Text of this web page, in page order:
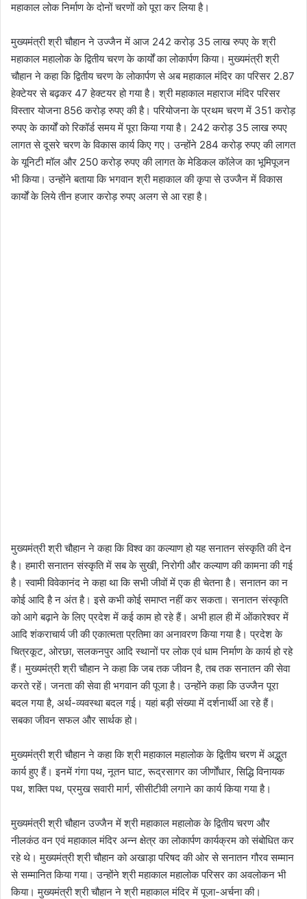
महाकाल लोक निर्माण के दोनों चरणों को पूरा कर लिया है।
मुख्यमंत्री श्री चौहान ने उज्जैन में आज 242 करोड़ 35 लाख रुपए के श्री
महाकाल महालोक के द्वितीय चरण के कार्यों का लोकार्पण किया। मुख्यमंत्री श्री
चौहान ने कहा कि द्वितीय चरण के लोकार्पण से अब महाकाल मंदिर का परिसर 2.87
हेक्टेयर से बढ़कर 47 हेक्टयर हो गया है। श्री महाकाल महाराज मंदिर परिसर
विस्तार योजना 856 करोड़ रुपए की है। परियोजना के प्रथम चरण में 351 करोड़
रुपए के कार्यों को रिकॉर्ड समय में पूरा किया गया है। 242 करोड़ 35 लाख रुपए
लागत से दूसरे चरण के विकास कार्य किए गए। उन्होंने 284 करोड़ रुपए की लागत
के यूनिटी मॉल और 250 करोड़ रुपए की लागत के मेडिकल कॉलेज का भूमिपूजन
भी किया। उन्होंने बताया कि भगवान श्री महाकाल की कृपा से उज्जैन में विकास
कार्यों के लिये तीन हजार करोड़ रुपए अलग से आ रहा है।
मुख्यमंत्री श्री चौहान ने कहा कि विश्व का कल्याण हो यह सनातन संस्कृति की देन
है। हमारी सनातन संस्कृति में सब के सुखी, निरोगी और कल्याण की कामना की गई
है। स्वामी विवेकानंद ने कहा था कि सभी जीवों में एक ही चेतना है। सनातन का न
कोई आदि है न अंत है। इसे कभी कोई समाप्त नहीं कर सकता। सनातन संस्कृति
को आगे बढ़ाने के लिए प्रदेश में कई काम हो रहे हैं। अभी हाल ही में ओंकारेश्वर में
आदि शंकराचार्य जी की एकात्मता प्रतिमा का अनावरण किया गया है। प्रदेश के
चित्रकूट, ओरछा, सलकनपुर आदि स्थानों पर लोक एवं धाम निर्माण के कार्य हो रहे
हैं। मुख्यमंत्री श्री चौहान ने कहा कि जब तक जीवन है, तब तक सनातन की सेवा
करते रहें। जनता की सेवा ही भगवान की पूजा है। उन्होंने कहा कि उज्जैन पूरा
बदल गया है, अर्थ-व्यवस्था बदल गई। यहां बड़ी संख्या में दर्शनार्थी आ रहे हैं।
सबका जीवन सफल और सार्थक हो।
मुख्यमंत्री श्री चौहान ने कहा कि श्री महाकाल महालोक के द्वितीय चरण में अद्भुत
कार्य हुए हैं। इनमें गंगा पथ, नूतन घाट, रूद्रसागर का जीर्णोंधार, सिद्धि विनायक
पथ, शक्ति पथ, प्रमुख सवारी मार्ग, सीसीटीवी लगाने का कार्य किया गया है।
मुख्यमंत्री श्री चौहान उज्जैन में श्री महाकाल महालोक के द्वितीय चरण और
नीलकंठ वन एवं महाकाल मंदिर अन्न क्षेत्र का लोकार्पण कार्यक्रम को संबोधित कर
रहे थे। मुख्यमंत्री श्री चौहान को अखाड़ा परिषद की ओर से सनातन गौरव सम्मान
से सम्मानित किया गया। उन्होंने श्री महाकाल महालोक परिसर का अवलोकन भी
किया। मुख्यमंत्री श्री चौहान ने श्री महाकाल मंदिर में पूजा-अर्चना की।